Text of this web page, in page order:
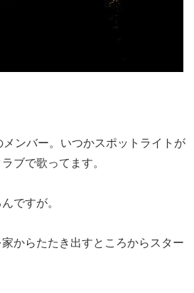
ンバー。いつかスポットライトが
ブで歌ってます。
ですが。
からたたき出すところからスター